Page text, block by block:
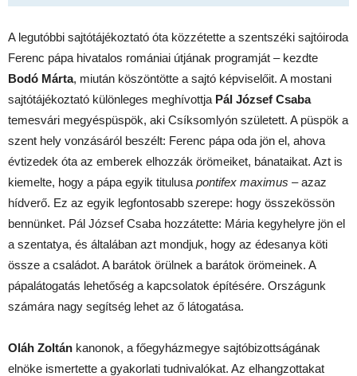
A legutóbbi sajtótájékoztató óta közzétette a szentszéki sajtóiroda
Ferenc pápa hivatalos romániai útjának programját – kezdte
Bodó Márta, miután köszöntötte a sajtó képviselőit. A mostani
sajtótájékoztató különleges meghívottja Pál József Csaba
temesvári megyéspüspök, aki Csíksomlyón született. A püspök a
szent hely vonzásáról beszélt: Ferenc pápa oda jön el, ahova
évtizedek óta az emberek elhozzák örömeiket, bánataikat. Azt is
kiemelte, hogy a pápa egyik titulusa pontifex maximus – azaz
hídverő. Ez az egyik legfontosabb szerepe: hogy összekössön
bennünket. Pál József Csaba hozzátette: Mária kegyhelyre jön el
a szentatya, és általában azt mondjuk, hogy az édesanya köti
össze a családot. A barátok örülnek a barátok örömeinek. A
pápalátogatás lehetőség a kapcsolatok építésére. Országunk
számára nagy segítség lehet az ő látogatása.
Oláh Zoltán kanonok, a főegyházmegye sajtóbizottságának
elnöke ismertette a gyakorlati tudnivalókat. Az elhangzottakat